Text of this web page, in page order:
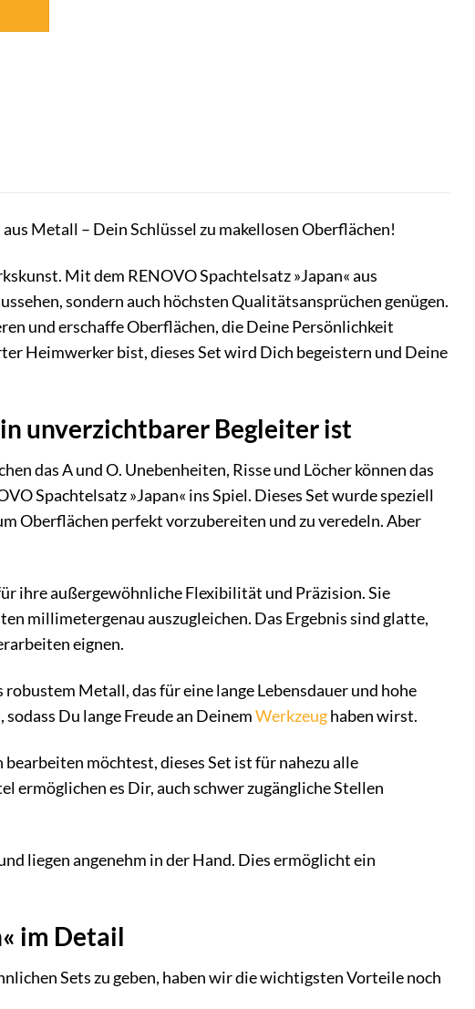
aus Metall – Dein Schlüssel zu makellosen Oberflächen!
Mit dem RENOVO Spachtelsatz »Japan« aus
sondern auch höchsten Qualitätsansprüchen genügen.
und erschaffe Oberflächen, die Deine Persönlichkeit
Heimwerker bist, dieses Set wird Dich begeistern und Deine
unverzichtbarer Begleiter ist
das A und O. Unebenheiten, Risse und Löcher können das
Spachtelsatz »Japan« ins Spiel. Dieses Set wurde speziell
Oberflächen perfekt vorzubereiten und zu veredeln. Aber
ihre außergewöhnliche Flexibilität und Präzision. Sie
millimetergenau auszugleichen. Das Ergebnis sind glatte,
eignen.
Metall, das für eine lange Lebensdauer und hohe
Du lange Freude an DeinemWerkzeughaben wirst.
möchtest, dieses Set ist für nahezu alle
ermöglichen es Dir, auch schwer zugängliche Stellen
liegen angenehm in der Hand. Dies ermöglicht ein
im Detail
Sets zu geben, haben wir die wichtigsten Vorteile noch